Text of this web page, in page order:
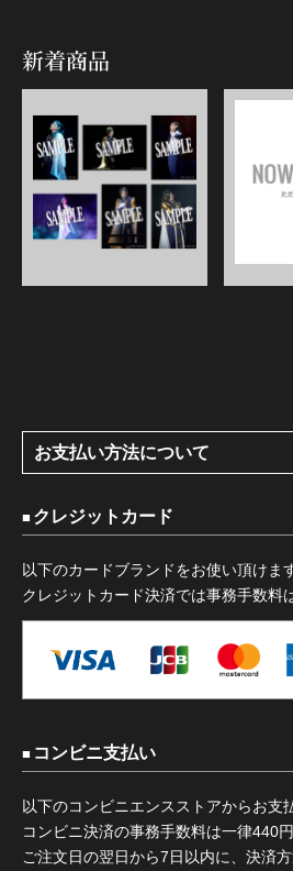
新着商品
お支払い方法について
クレジットカード
以下のカードブランドをお使い頂けま
クレジットカード決済では事務手数料
コンビニ支払い
以下のコンビニエンスストアからお支
コンビニ決済の事務手数料は一律440
ご注文日の翌日から7日以内に、決済